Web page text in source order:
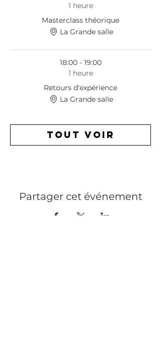
1 heure
Masterclass théorique
La Grande salle
18:00 - 19:00
1 heure
Retours d'expérience
La Grande salle
Tout voir
Partager cet événement